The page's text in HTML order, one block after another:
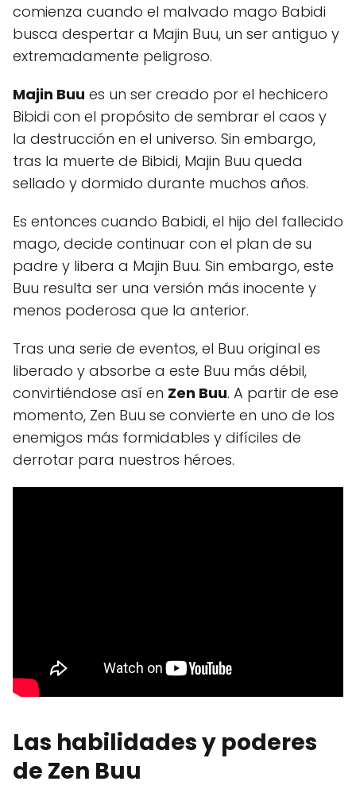
comienza cuando el malvado mago Babidi
busca despertar a Majin Buu, un ser antiguo y
extremadamente peligroso.
Majin Buu es un ser creado por el hechicero
Bibidi con el propósito de sembrar el caos y
la destrucción en el universo. Sin embargo,
tras la muerte de Bibidi, Majin Buu queda
sellado y dormido durante muchos años.
Es entonces cuando Babidi, el hijo del fallecido
mago, decide continuar con el plan de su
padre y libera a Majin Buu. Sin embargo, este
Buu resulta ser una versión más inocente y
menos poderosa que la anterior.
Tras una serie de eventos, el Buu original es
liberado y absorbe a este Buu más débil,
convirtiéndose así en Zen Buu. A partir de ese
momento, Zen Buu se convierte en uno de los
enemigos más formidables y difíciles de
derrotar para nuestros héroes.
Las habilidades y poderes
de Zen Buu